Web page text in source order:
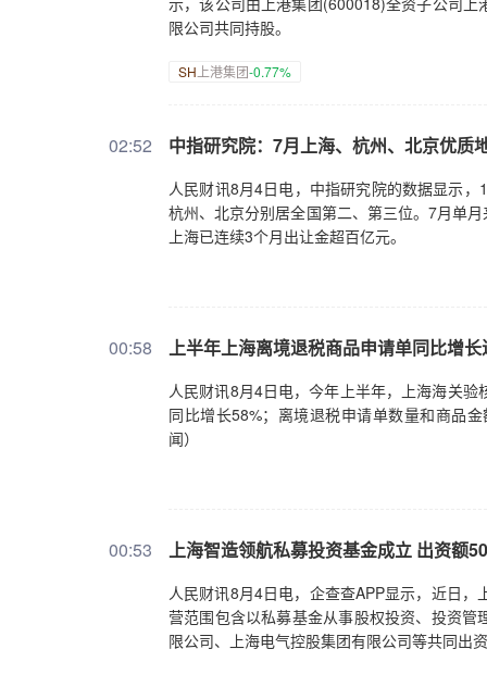
限公司共同持股。
SH 上港集团-0.77%
02:52 中指研究院：7月上海、杭州、北京优质
人民财讯8月4日电，中指研究院的数据显示
杭州、北京分别居全国第二、第三位。7月单
上海已连续3个月出让金超百亿元。
00:58 上半年上海离境退税商品申请单同比增长
人民财讯8月4日电，今年上半年，上海海关
同比增长58%；离境退税申请单数量和商品
闻）
00:53 上海智造领航私募投资基金成立 出资额
人民财讯8月4日电，企查查APP显示，近日
营范围包含以私募基金从事股权投资、投资
限公司、上海电气控股集团有限公司等共同出